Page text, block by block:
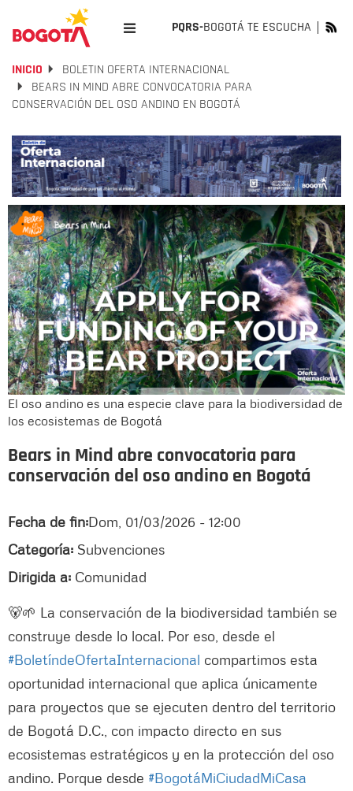
PQRS-BOGOTÁ TE ESCUCHA
INICIO
BOLETIN OFERTA INTERNACIONAL
BEARS IN MIND ABRE CONVOCATORIA PARA
CONSERVACIÓN DEL OSO ANDINO EN BOGOTÁ
El oso andino es una especie clave para la biodiversidad de
los ecosistemas de Bogotá
Bears in Mind abre convocatoria para
conservación del oso andino en Bogotá
Fecha de fin:Dom, 01/03/2026 - 12:00
Categoría: Subvenciones
Dirigida a: Comunidad
🐻🌱 La conservación de la biodiversidad también se
construye desde lo local. Por eso, desde el
#BoletíndeOfertaInternacional compartimos esta
oportunidad internacional que aplica únicamente
para proyectos que se ejecuten dentro del territorio
de Bogotá D.C., con impacto directo en sus
ecosistemas estratégicos y en la protección del oso
andino. Porque desde #BogotáMiCiudadMiCasa